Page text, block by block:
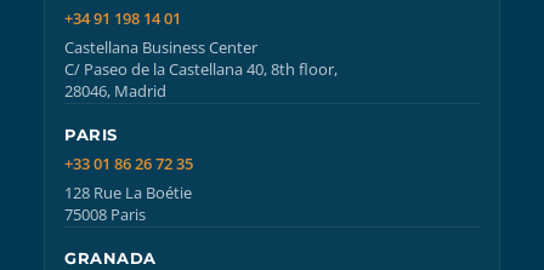
+34 91 198 14 01
Castellana Business Center
C/ Paseo de la Castellana 40, 8th floor,
28046, Madrid
PARIS
+33 01 86 26 72 35
128 Rue La Boétie
75008 Paris
GRANADA